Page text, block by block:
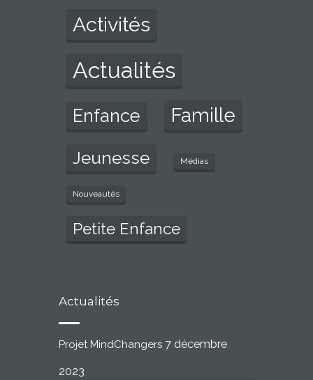
Activités
Actualités
Enfance Famille
Jeunesse Médias
Nouveautés
Petite Enfance
Actualités
Projet MindChangers 7 décembre
2023